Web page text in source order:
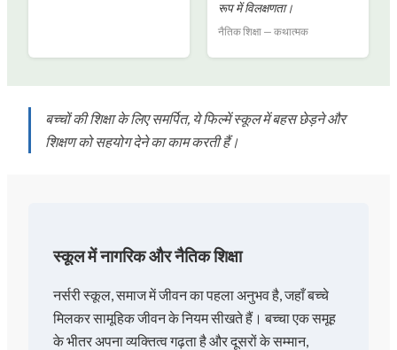
रूप में विलक्षणता।
नैतिक शिक्षा — कथात्मक
बच्चों की शिक्षा के लिए समर्पित, ये फिल्में स्कूल में बहस छेड़ने और
शिक्षण को सहयोग देने का काम करती हैं।
स्कूल में नागरिक और नैतिक शिक्षा
नर्सरी स्कूल, समाज में जीवन का पहला अनुभव है, जहाँ बच्चे
मिलकर सामूहिक जीवन के नियम सीखते हैं। बच्चा एक समूह
के भीतर अपना व्यक्तित्व गढ़ता है और दूसरों के सम्मान,